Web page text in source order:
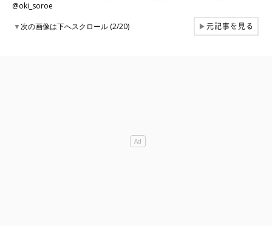
@oki_soroe
▼次の画像は下へスクロール (2/20) ▶元記事を見る